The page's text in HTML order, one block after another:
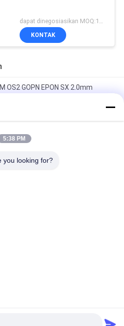
dapat dinegosiasikan MOQ:1000
KONTAK
OS2 GOPN EPON SX 2.0mm
Fiber Optic Patch Cord Simplex
Fiber Patch Cord 6 Core 12 Core
5:38 PM
you looking for?